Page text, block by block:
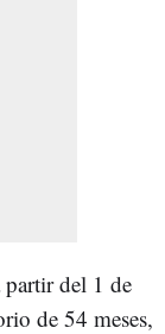
del 1 de
de 54 meses,